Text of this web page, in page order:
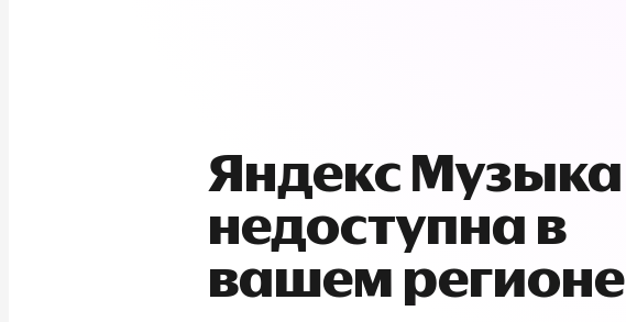
Яндекс Музыка
недоступна в
вашем регионе